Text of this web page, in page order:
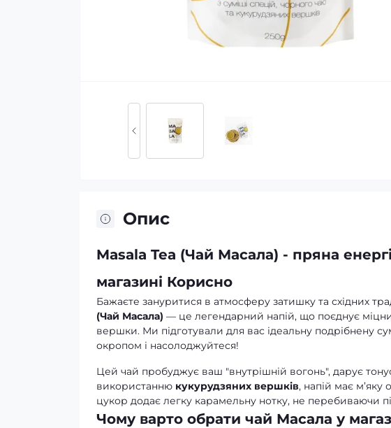
Опис
Masala Tea (Чай Масала) - пряна
магазині Корисно
Бажаєте зануритися в атмосферу затишку та східних
(Чай Масала) — це легендарний напій, що поєднує
вершки. Ми підготували для вас ідеальну подрібнену
окропом і насолоджуйтеся!
Цей чай пробуджує ваш "внутрішній вогонь", дарує
використанню кукурудзяних вершків, напій має м’яку
цукор додає легку карамельну нотку, не перебиваючи
Чому варто обрати чай Масала у